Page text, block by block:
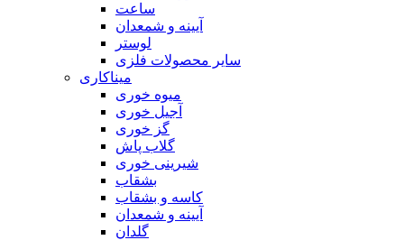
ساعت
آیینه و شمعدان
لوستر
سایر محصولات فلزی
میناکاری
میوه خوری
آجیل خوری
گز خوری
گلاب پاش
شیرینی خوری
بشقاب
کاسه و بشقاب
آیینه و شمعدان
گلدان